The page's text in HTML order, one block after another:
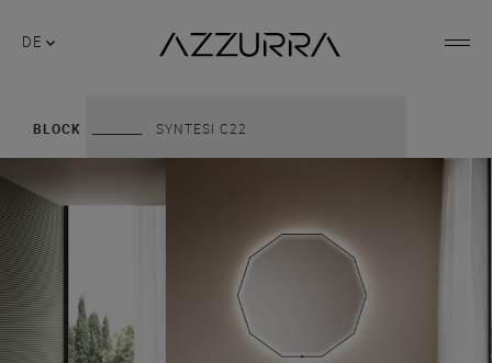
DE
BLOCK SYNTESI C22